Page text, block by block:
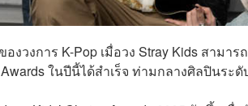
วงการ K-Pop เมื่อวง Stray Kids สามาร
Awards ในปีนี้ได้สำเร็จ ท่ามกลางศิลปินร